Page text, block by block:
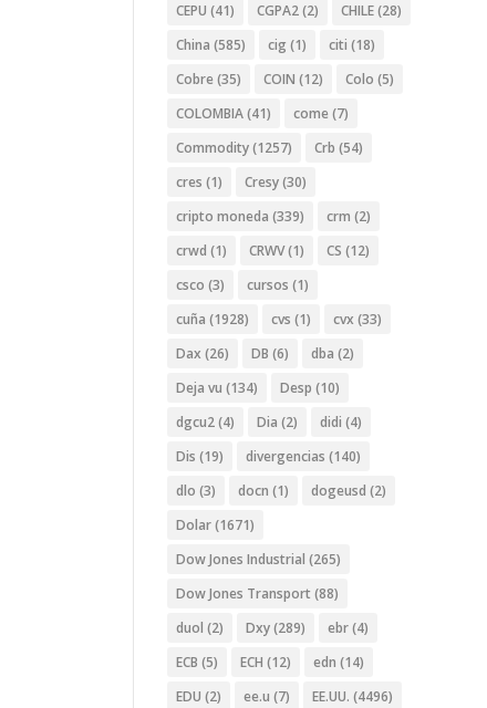
CEPU (41) CGPA2(2) CHILE(28)
China (585) cig (1) citi (18)
Cobre (35) COIN (12) Colo (5)
COLOMBIA(41) come (7)
Commodity(1257) Crb (54)
cres (1) Cresy(30)
cripto moneda (339) crm (2)
crwd (1) CRWV(1) CS (12)
csco (3) cursos (1)
cuña (1928) cvs (1) cvx (33)
Dax (26) DB (6) dba (2)
Deja vu (134) Desp (10)
dgcu2(4) Dia (2) didi (4)
Dis (19) divergencias (140)
dlo (3) docn (1) dogeusd (2)
Dolar(1671)
Dow Jones Industrial (265)
Dow Jones Transport (88)
duol (2) Dxy(289) ebr(4)
ECB (5) ECH (12) edn (14)
EDU (2) ee.u (7) EE.UU. (4496)